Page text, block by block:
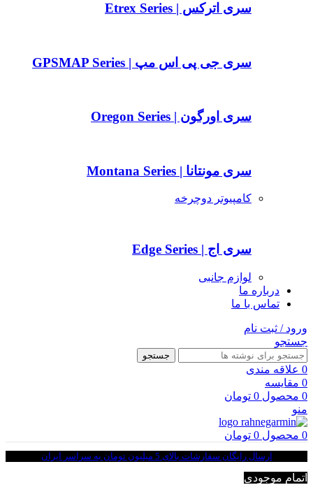
سری اترکس | Etrex Series
سری جی پی اس مپ | GPSMAP Series
سری اورگون | Oregon Series
سری مونتانا | Montana Series
کامپیوتر دوچرخه
سری اج | Edge Series
لوازم جانبی
درباره ما
تماس با ما
ورود / ثبت نام
جستجو
جستجو
0 علاقه مندی
0 مقایسه
0 محصول 0 تومان
منو
0 محصول 0 تومان
ارسال رایگان سفارشات بالای 5 میلیون تومان به سراسر ایران
اتمام موجودی